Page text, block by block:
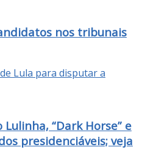
nos tribunais
Lulinha, “Dark Horse” e
presidenciáveis; veja